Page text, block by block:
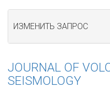
ИЗМЕНИТЬ ЗАПРОС
JOURNAL OF
SEISMOLOGY